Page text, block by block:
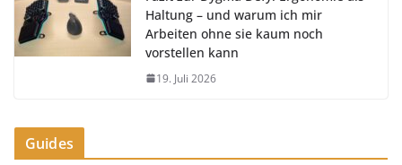
Haltung – und warum ich mir
Arbeiten ohne sie kaum noch
vorstellen kann
19. Juli 2026
Guides